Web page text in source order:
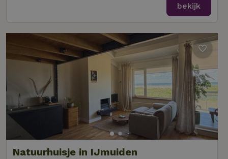
bekijk
Natuurhuisje in IJmuiden